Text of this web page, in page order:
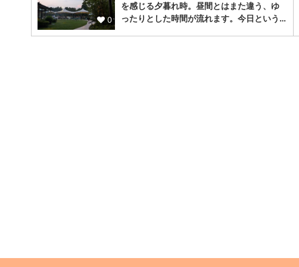
0
を感じる夕暮れ時。昼間とはまた違う、ゆ
ったりとした時間が流れます。今日という…